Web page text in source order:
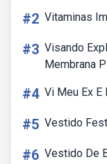
#2 Vitaminas
#3 Visando
Membrana
#4 Vi Meu Ex E
#5 Vestido
#6 Vestido De